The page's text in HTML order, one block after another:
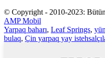
© Copyright - 2010-2023:
AMP Mobil
Yarpaq baharı, Leaf Springs,
bulaq, Çin yarpaq yay